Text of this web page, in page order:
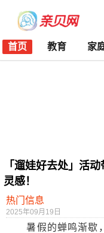
首页 教育 家
「遛娃好去处」活
灵感！
热门信息
2025年09月19日
暑假的蝉鸣渐歇，